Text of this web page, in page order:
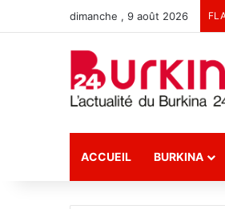
dimanche , 9 août 2026
ACCUEIL BURKINA